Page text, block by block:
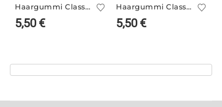
Haargummi Classic neonlachs
5,50€
Haargummi Classic weißgold
5,50€